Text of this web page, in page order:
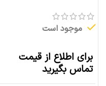
موجود است
برای اطلاع از قیمت
تماس بگیرید